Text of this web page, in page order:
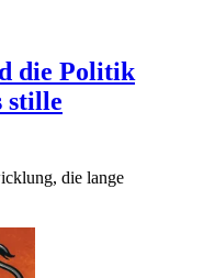
die Politik
stille
die lange